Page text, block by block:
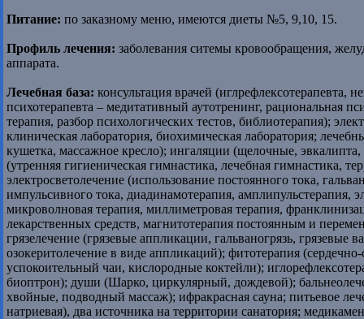
Питание: по заказному меню, имеются диеты №5, 9,10, 15.
Профиль лечения: заболевания ситемы кровообращения,
аппарата.
Лечебная база: консультация врачей (иглрефлексотерапевта,
психотерапевта – медитативный аутотренинг, рациональная
терапия, разбор психологических тестов, библиотерапия);
клиническая лаборатория, биохимическая лаборатория;
кушетка, массажное кресло); ингаляции (щелочные,
(утренняя гигиеническая гимнастика, лечебная гимнастика,
электросветолечение (использование постоянного тока,
импульсивного тока, диадинамотерапия, амплипульстерапия,
микроволновая терапия, миллиметровая терапия,
лекарственных средств, магнитотерапия постоянным и
грязелечение (грязевые аппликации, гальваногрязь,
озокеритолечение в виде аппликаций); фитотерапия
успокоительный чаи, кислородные коктейли);
биоптрон); души (Шарко, циркулярный, дождевой);
хвойные, подводный массаж); ифракрасная сауна; питьевое
натриевая), два источника на территории санатория;